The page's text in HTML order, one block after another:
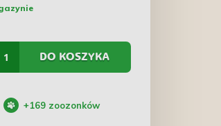
DO KOSZYKA
+169 zoozonków